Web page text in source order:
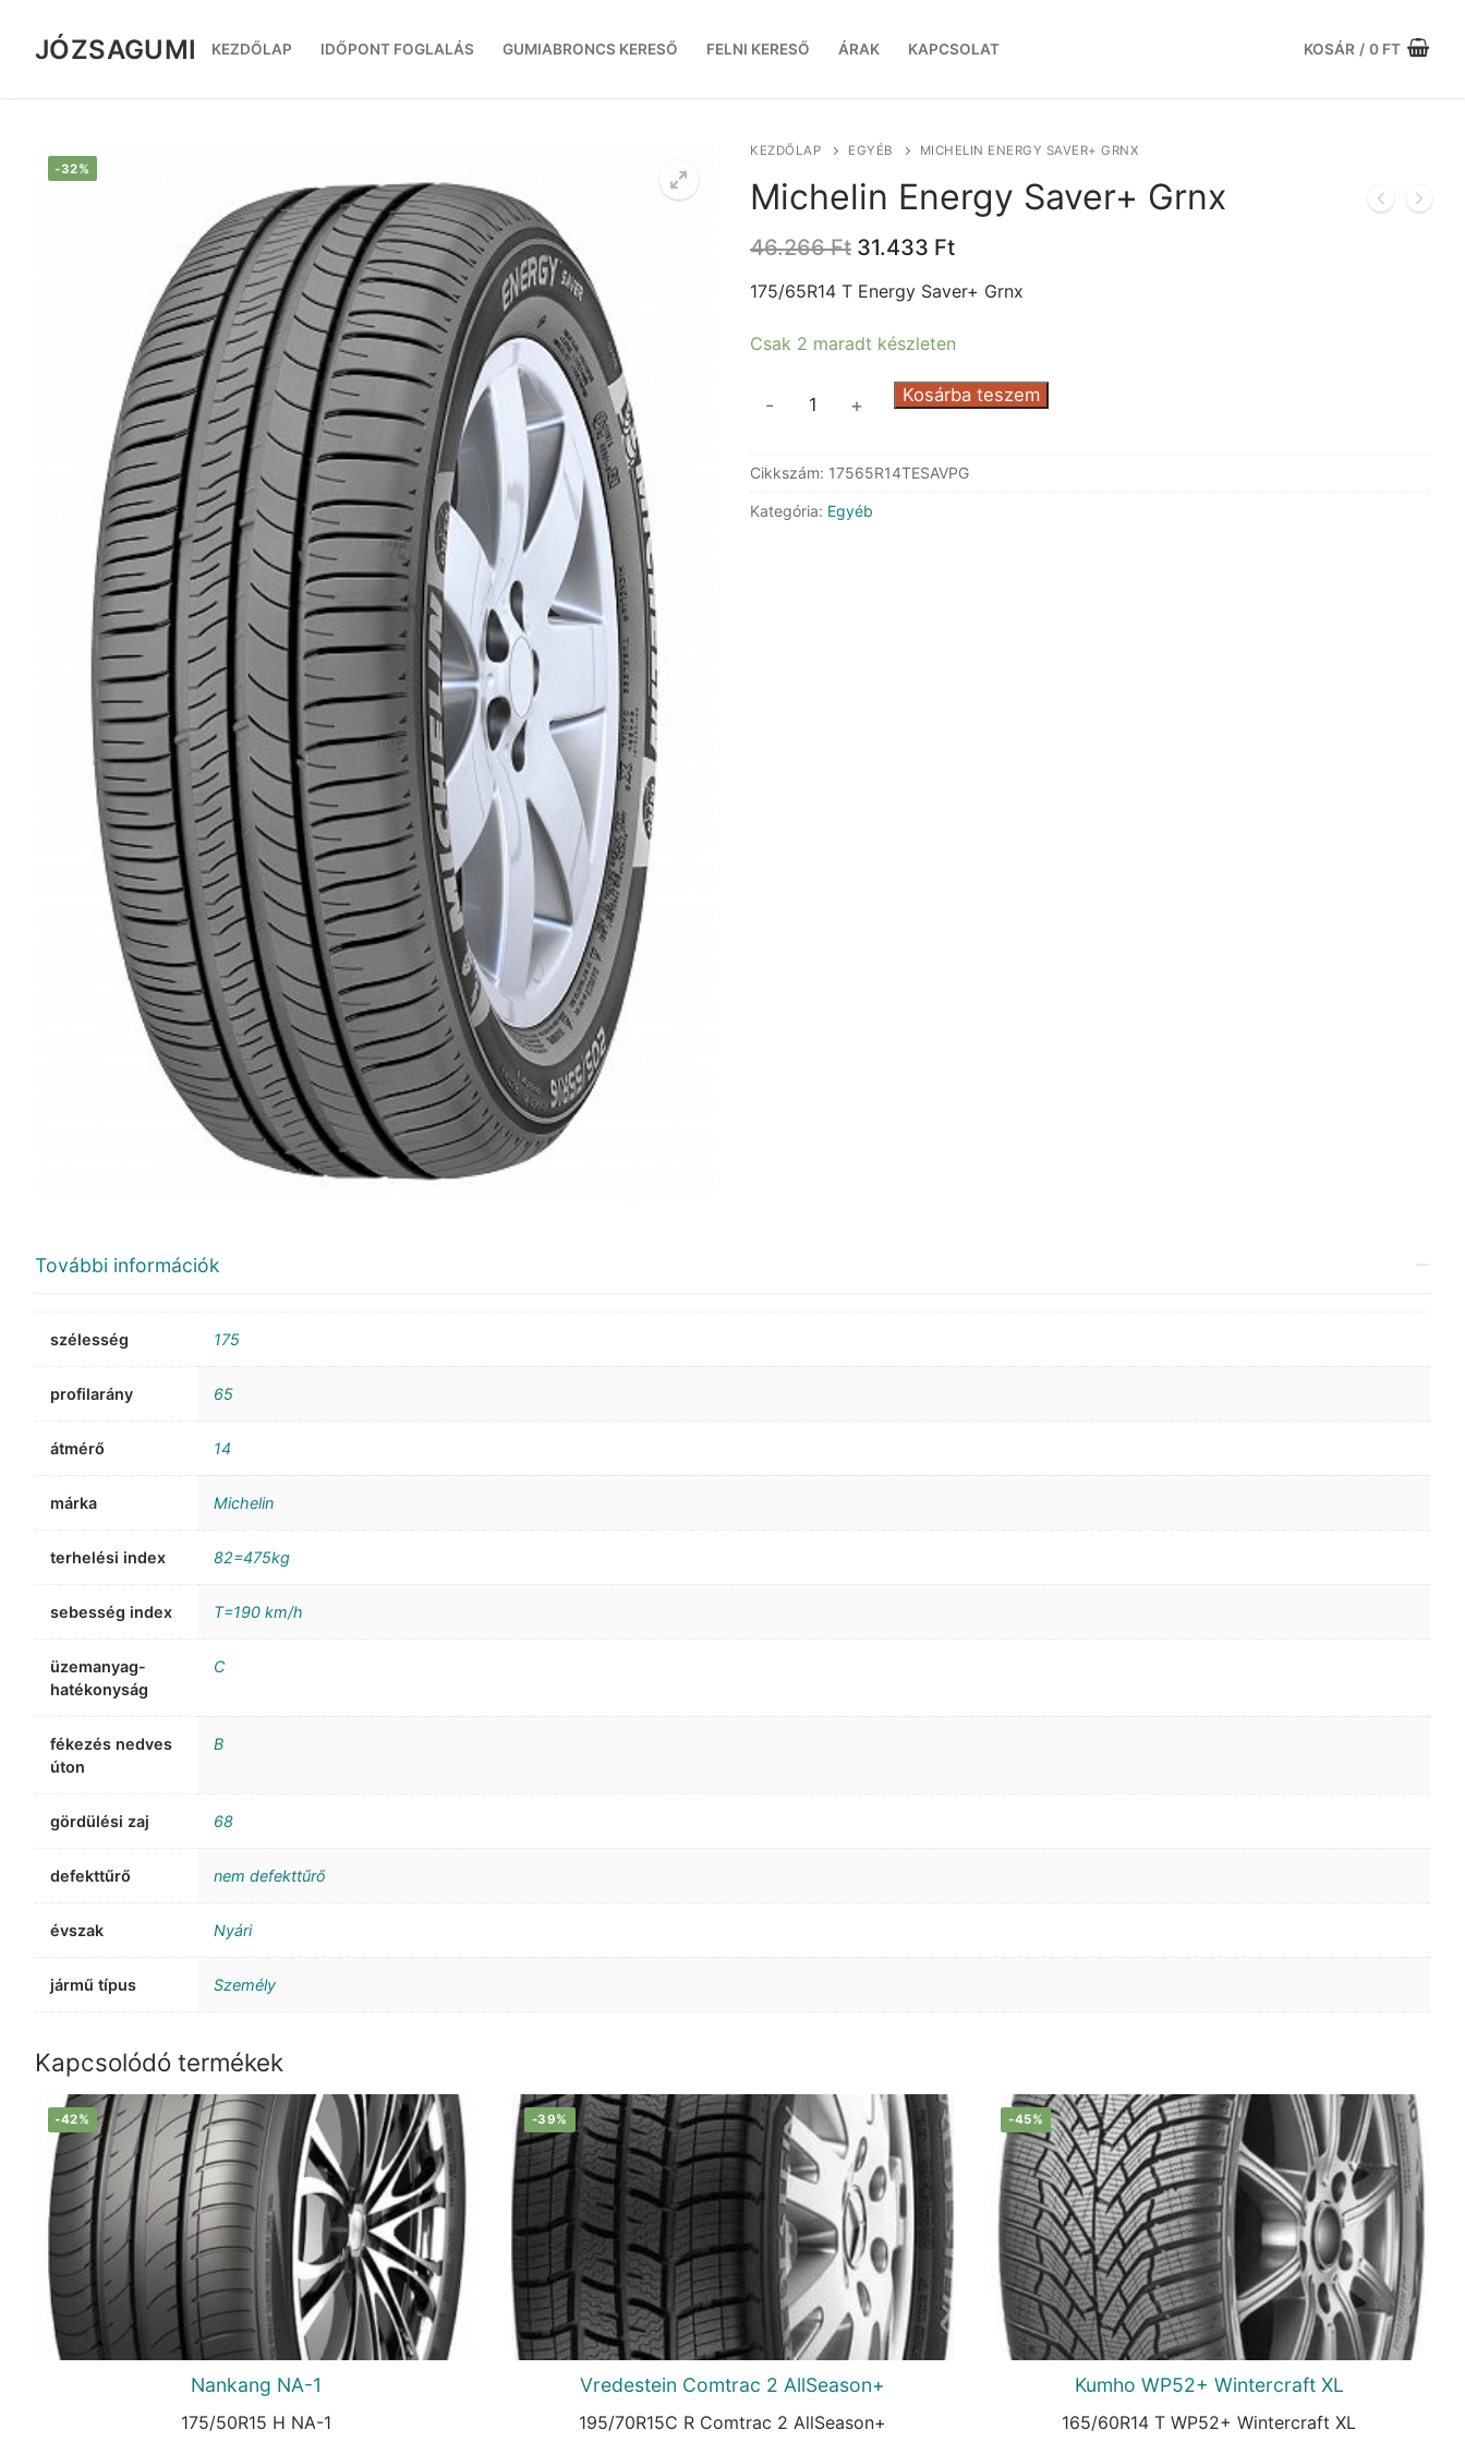
tartalomra
JÓZSAGUMI KEZDŐLAP IDŐPONT FOGLALÁS GUMIABRONCS KERESŐ FELNI KERESŐ ÁRAK KAPCSOLAT KOSÁR / 0 FT
-32%
KEZDŐLAP EGYÉB MICHELIN ENERGY SAVER+ GRNX
Michelin Energy Saver+ Grnx
46.266Ft Original
was:
31.433 FtCurrent
is:
175/65R14 T Energy Saver+ Grnx
Csak 2 maradt készleten
Michelin
Grnx
mennyiség
- + Kosárba teszem
Cikkszám: 17565R14TESAVPG
Kategória: Egyéb
További információk
szélesség 175
profilarány 65
átmérő 14
márka Michelin
terhelési index 82=475kg
sebesség index T=190 km/h
üzemanyag-
hatékonyság
C
fékezés nedves
úton
B
gördülési zaj 68
defekttűrő nem defekttűrő
évszak Nyári
jármű típus Személy
Kapcsolódó termékek
-42%
Nankang NA-1
175/50R15 H NA-1
-39%
Vredestein Comtrac 2 AllSeason+
195/70R15C R Comtrac 2 AllSeason+
-45%
Kumho WP52+ Wintercraft XL
165/60R14 T WP52+ Wintercraft XL